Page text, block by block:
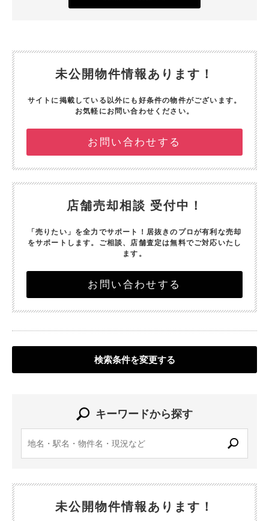
未公開物件情報あります！
サイトに掲載している以外にも好条件の物件がございます。
お気軽にお問い合わせください。
お問い合わせする
店舗売却相談 受付中！
「売りたい」を全力でサポート！ 居抜きのプロが有利な売却
をサポートします。 ご相談、店舗査定は無料でご対応いたし
ます。
お問い合わせする
検索条件を変更する
キーワードから探す
未公開物件情報あります！